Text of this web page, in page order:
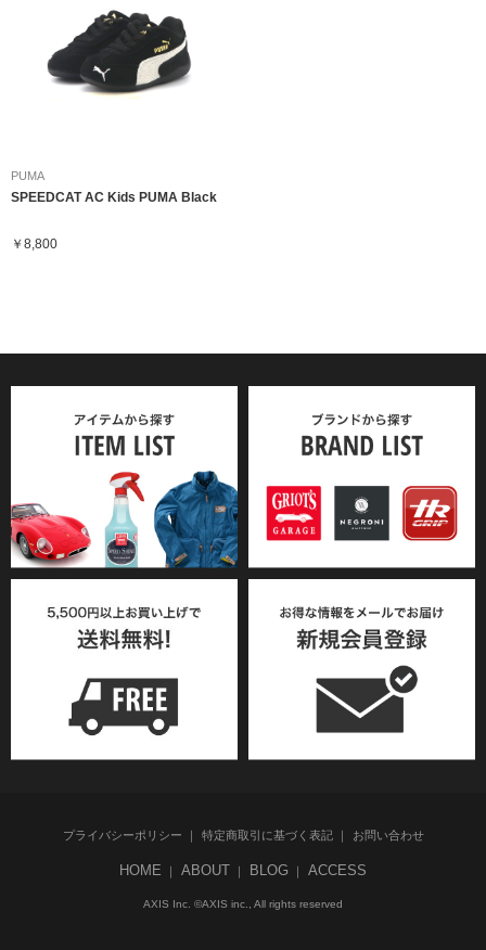
PUMA
SPEEDCAT AC Kids PUMA Black
￥8,800
プライバシーポリシー 特定商取引に基づく表記 お問い合わせ
HOME ABOUT BLOG ACCESS
AXIS Inc. ©AXIS inc., All rights reserved